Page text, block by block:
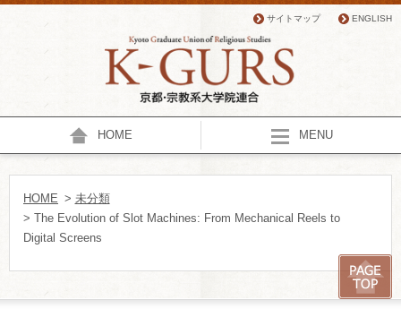
サイトマップ ENGLISH
HOME MENU
HOME > 未分類
> The Evolution of Slot Machines: From Mechanical Reels to
Digital Screens